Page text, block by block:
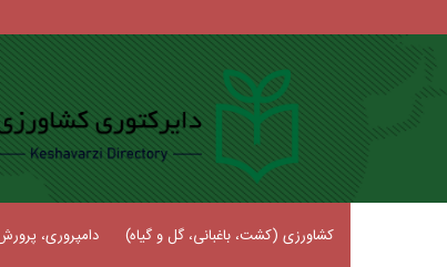
کشاورزی (کشت، باغبانی، گل و گیاه) دامپروری،